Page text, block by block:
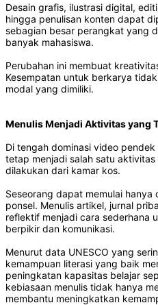
Desain grafis, ilustrasi digital,
hingga penulisan konten dapat
sebagian besar perangkat yang
banyak mahasiswa.
Perubahan ini membuat
Kesempatan untuk berkarya
modal yang dimiliki.
Menulis Menjadi Aktivitas yang
Di tengah dominasi video
tetap menjadi salah satu
dilakukan dari kamar kos.
Seseorang dapat memulai
ponsel. Menulis artikel, jurnal
reflektif menjadi cara sederhana
berpikir dan komunikasi.
Menurut data UNESCO yang
kemampuan literasi yang baik
peningkatan kapasitas belajar
kebiasaan menulis tidak hanya
membantu meningkatkan